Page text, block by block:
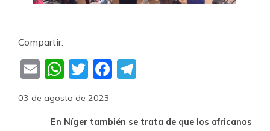
Compartir:
EmailWhatsApp
TwitterFacebook
03 de agosto de 2023
En Níger también se trata de que los africanos